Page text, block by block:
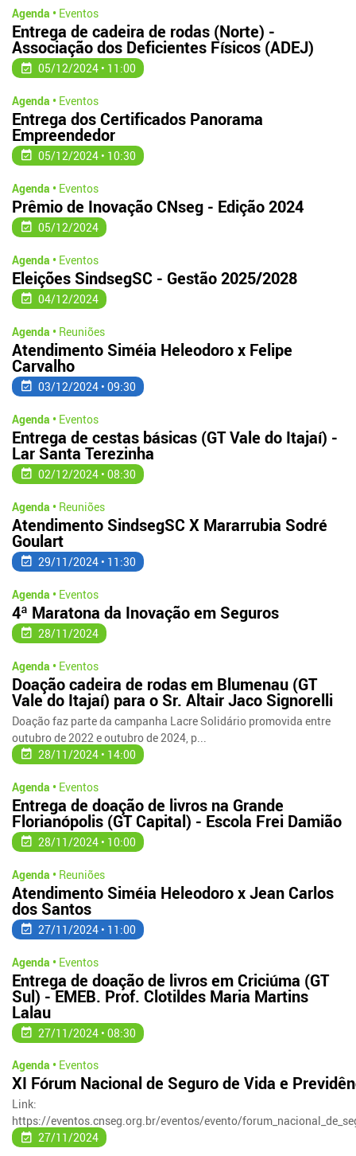
Agenda • Eventos
Entrega de cadeira de rodas (Norte) -
Associação dos Deficientes Físicos (ADEJ)
05/12/2024 • 11:00
Agenda • Eventos
Entrega dos Certificados Panorama
Empreendedor
05/12/2024 • 10:30
Agenda • Eventos
Prêmio de Inovação CNseg - Edição 2024
05/12/2024
Agenda • Eventos
Eleições SindsegSC - Gestão 2025/2028
04/12/2024
Agenda • Reuniões
Atendimento Siméia Heleodoro x Felipe
Carvalho
03/12/2024 • 09:30
Agenda • Eventos
Entrega de cestas básicas (GT Vale do Itajaí) -
Lar Santa Terezinha
02/12/2024 • 08:30
Agenda • Reuniões
Atendimento SindsegSC X Mararrubia Sodré
Goulart
29/11/2024 • 11:30
Agenda • Eventos
4ª Maratona da Inovação em Seguros
28/11/2024
Agenda • Eventos
Doação cadeira de rodas em Blumenau (GT
Vale do Itajaí) para o Sr. Altair Jaco Signorelli
Doação faz parte da campanha Lacre Solidário promovida entre
outubro de 2022 e outubro de 2024, p...
28/11/2024 • 14:00
Agenda • Eventos
Entrega de doação de livros na Grande
Florianópolis (GT Capital) - Escola Frei Damião
28/11/2024 • 10:00
Agenda • Reuniões
Atendimento Siméia Heleodoro x Jean Carlos
dos Santos
27/11/2024 • 11:00
Agenda • Eventos
Entrega de doação de livros em Criciúma (GT
Sul) - EMEB. Prof. Clotildes Maria Martins
Lalau
27/11/2024 • 08:30
Agenda • Eventos
XI Fórum Nacional de Seguro de Vida e
Link:
https://eventos.cnseg.org.br/eventos/evento/
27/11/2024